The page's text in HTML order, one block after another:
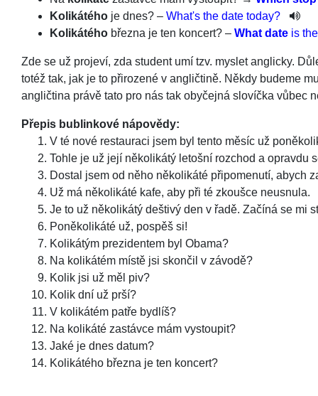
Kolikátého je dnes? – What's the date today?
Kolikátého března je ten koncert? – What date is the
Zde se už projeví, zda student umí tzv. myslet anglicky.
totéž tak, jak je to přirozené v angličtině. Někdy budeme
angličtina právě tato pro nás tak obyčejná slovíčka vůbec
Přepis bublinkové nápovědy:
V té nové restauraci jsem byl tento měsíc už
Tohle je už její několikátý letošní rozchod a opravdu
Dostal jsem od něho několikáté připomenutí, abych
Už má několikáté kafe, aby při té zkoušce neusnula.
Je to už několikátý deštivý den v řadě. Začíná se mi
Poněkolikáté už, pospěš si!
Kolikátým prezidentem byl Obama?
Na kolikátém místě jsi skončil v závodě?
Kolik jsi už měl piv?
Kolik dní už prší?
V kolikátém patře bydlíš?
Na kolikáté zastávce mám vystoupit?
Jaké je dnes datum?
Kolikátého března je ten koncert?